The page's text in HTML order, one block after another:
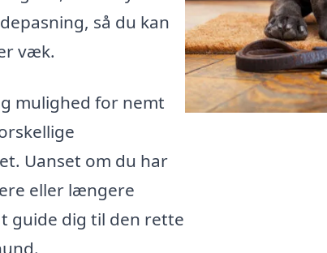
så du kan
væk.
mulighed for nemt
Uanset om du har
eller længere
guide dig til den rette